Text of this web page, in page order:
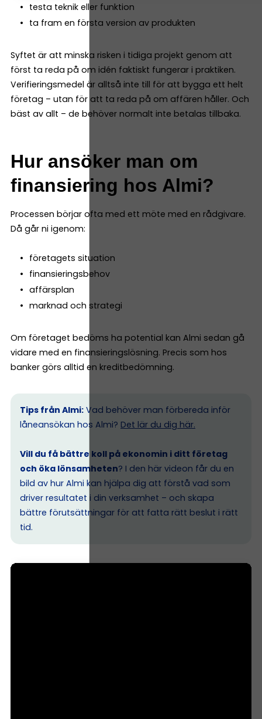
testa teknik eller funktion
ta fram en första version av produkten
Syftet är att minska risken i tidiga projekt genom att
först ta reda på om idén faktiskt fungerar i praktiken.
Verifieringsmedel är alltså inte till för att bygga ett helt
företag – utan för att ta reda på om affären håller. Och
bäst av allt – de behöver normalt inte betalas tillbaka.
Hur ansöker man om
finansiering hos Almi?
Processen börjar ofta med ett möte med en rådgivare.
Då går ni igenom:
företagets situation
finansieringsbehov
affärsplan
marknad och strategi
Om företaget bedöms ha potential kan Almi sedan gå
vidare med en finansieringslösning. Precis som hos
banker görs alltid en kreditbedömning.
Tips från Almi: Vad behöver man förbereda inför
låneansökan hos Almi? Det lär du dig här.
Vill du få bättre koll på ekonomin i ditt företag
och öka lönsamheten? I den här videon får du en
bild av hur Almi kan hjälpa dig att förstå vad som
driver resultatet i din verksamhet – och skapa
bättre förutsättningar för att fatta rätt beslut i rätt
tid.